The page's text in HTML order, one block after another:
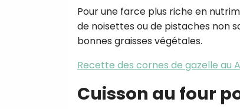
Pour une farce plus riche en
de noisettes ou de pistaches non
bonnes graisses végétales.
Recette des cornes de gazelle au
Cuisson au four